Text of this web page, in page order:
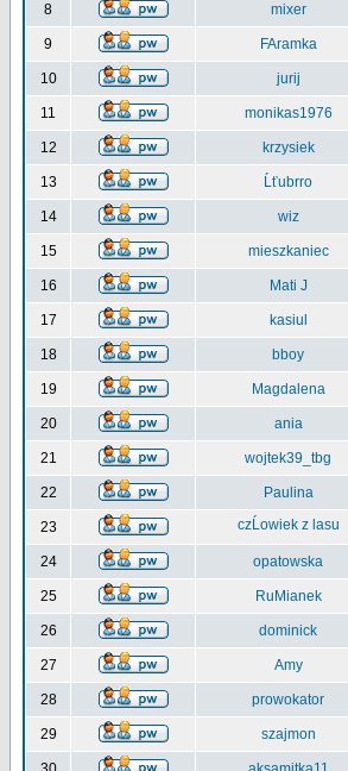
8 mixer
9 FAramka
10 jurij
11 monikas1976
12 krzysiek
13 Ĺťubrro
14 wiz
15 mieszkaniec
16 Mati J
17 kasiul
18 bboy
19 Magdalena
20 ania
21 wojtek39_tbg
22 Paulina
23 czĹowiek z lasu
24 opatowska
25 RuMianek
26 dominick
27 Amy
28 prowokator
29 szajmon